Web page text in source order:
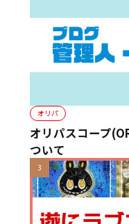
オリパ
オリパスコープ
ついて